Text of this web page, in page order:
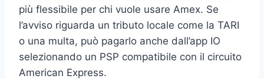
più flessibile per chi vuole usare Amex. Se
l’avviso riguarda un tributo locale come la TARI
o una multa, può pagarlo anche dall’app IO
selezionando un PSP compatibile con il circuito
American Express.